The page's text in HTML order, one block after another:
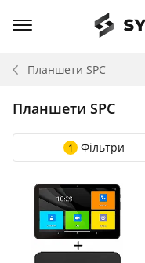
Планшети SPC
Планшети SPC
1 Фільтри